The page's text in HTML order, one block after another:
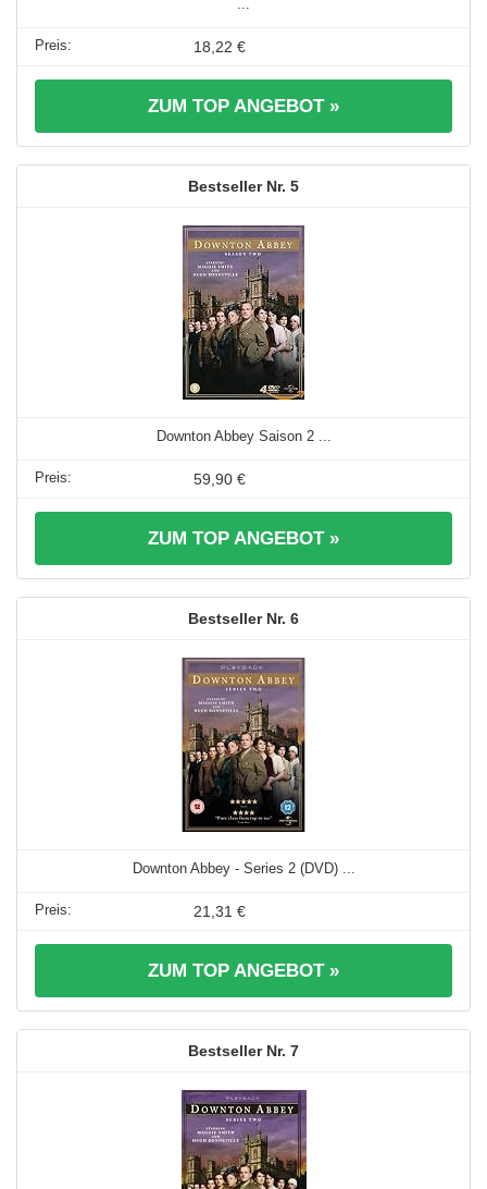
18,22 €
ZUM TOP ANGEBOT »
5
Downton Abbey Saison 2 ...
59,90 €
ZUM TOP ANGEBOT »
6
Downton Abbey - Series 2 (DVD) ...
21,31 €
ZUM TOP ANGEBOT »
7